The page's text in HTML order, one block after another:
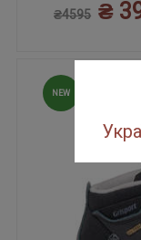
₴4595 ₴
NEW